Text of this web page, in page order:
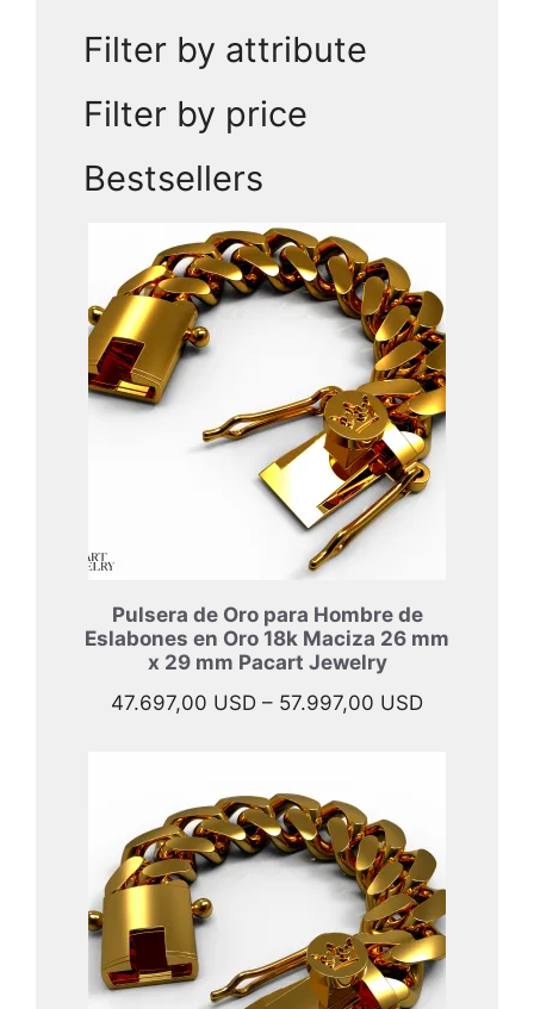
Filter by attribute
Filter by price
Bestsellers
Pulsera de Oro para Hombre de
Eslabones en Oro 18k Maciza 26 mm
x 29 mm Pacart Jewelry
47.697,00 USD – 57.997,00 USDRango
hasta
57.997,00